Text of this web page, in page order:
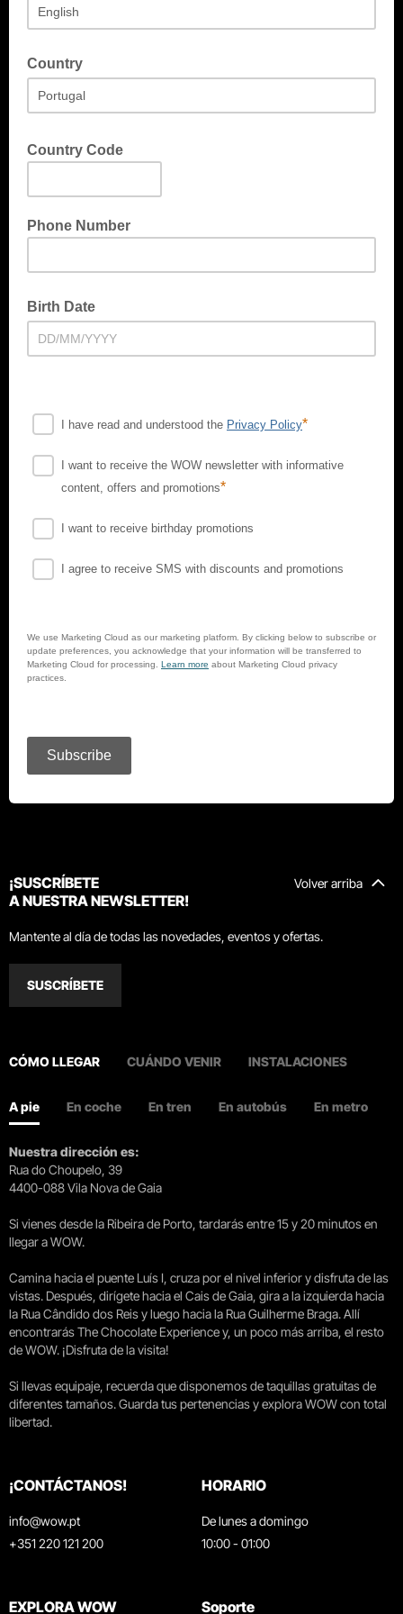
Volver arriba
¡SUSCRÍBETE
A NUESTRA NEWSLETTER!
Mantente al día de todas las novedades, eventos y ofertas.
SUSCRÍBETE
CÓMO LLEGAR CUÁNDO VENIR INSTALACIONES
A pie En coche En tren En autobús En metro
Nuestra dirección es:
Rua do Choupelo, 39
4400-088 Vila Nova de Gaia
Si vienes desde la Ribeira de Porto, tardarás entre 15 y 20 minutos en
llegar a WOW.
Camina hacia el puente Luís I, cruza por el nivel inferior y disfruta de las
vistas. Después, dirígete hacia el Cais de Gaia, gira a la izquierda hacia
la Rua Cândido dos Reis y luego hacia la Rua Guilherme Braga. Allí
encontrarás The Chocolate Experience y, un poco más arriba, el resto
de WOW. ¡Disfruta de la visita!
Si llevas equipaje, recuerda que disponemos de taquillas gratuitas de
diferentes tamaños. Guarda tus pertenencias y explora WOW con total
libertad.
¡CONTÁCTANOS!
info@wow.pt
+351 220 121 200
HORARIO
De lunes a domingo
10:00 - 01:00
EXPLORA WOW Soporte